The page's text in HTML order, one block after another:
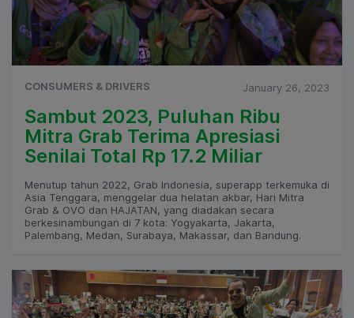
CONSUMERS & DRIVERS January 26, 2023
Sambut 2023, Puluhan Ribu
Mitra Grab Terima Apresiasi
Senilai Total Rp 17.2 Miliar
Menutup tahun 2022, Grab Indonesia, superapp terkemuka di
Asia Tenggara, menggelar dua helatan akbar, Hari Mitra
Grab & OVO dan HAJATAN, yang diadakan secara
berkesinambungan di 7 kota: Yogyakarta, Jakarta,
Palembang, Medan, Surabaya, Makassar, dan Bandung.